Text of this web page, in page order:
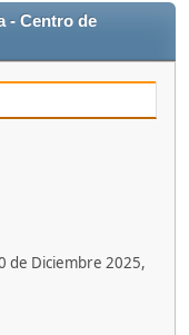
- Centro de
de Diciembre 2025,